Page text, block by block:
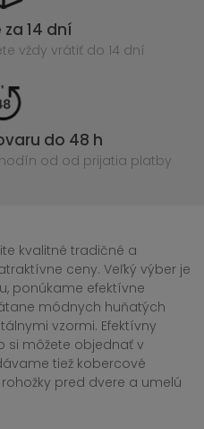
14 dní
vždy vrátiť do 14 dní
do 48 h
od od prijatia platby
kvalitné tradičné a
ceny. Veľký výber je
ponúkame efektívne
módnych huňatých
vzormi. Efektívny
si môžete objednať v
tiež kobercové
rohožky pred dvere a umelú